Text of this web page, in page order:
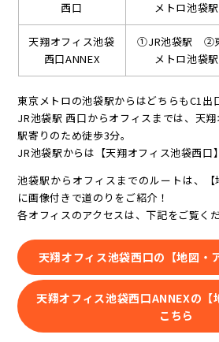
西口
メトロ池袋駅
天翔オフィス池袋
西口ANNEX
①JR池袋駅 ②
メトロ池袋駅
東京メトロの池袋駅からはどちらもC1出
JR池袋駅 西口からオフィスまでは、天
駅寄りのため徒歩3分。
JR池袋駅からは【天翔オフィス池袋西口
池袋駅からオフィスまでのルートは、
に画像付きで道のりをご紹介！
各オフィスのアクセスは、下記をご覧くだ
天翔オフィス池袋西口の【地図・
天翔オフィス池袋西口ANNEXの【
こちら